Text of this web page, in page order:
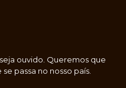
ouvido. Queremos que
passa no nosso país.